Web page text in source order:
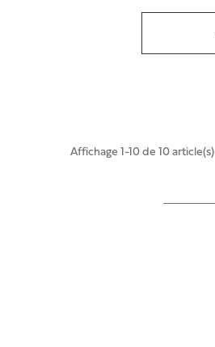
Affichage 1-10 de 10 article(s)